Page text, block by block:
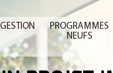
GESTION
PROGRAMMES
NEUFS